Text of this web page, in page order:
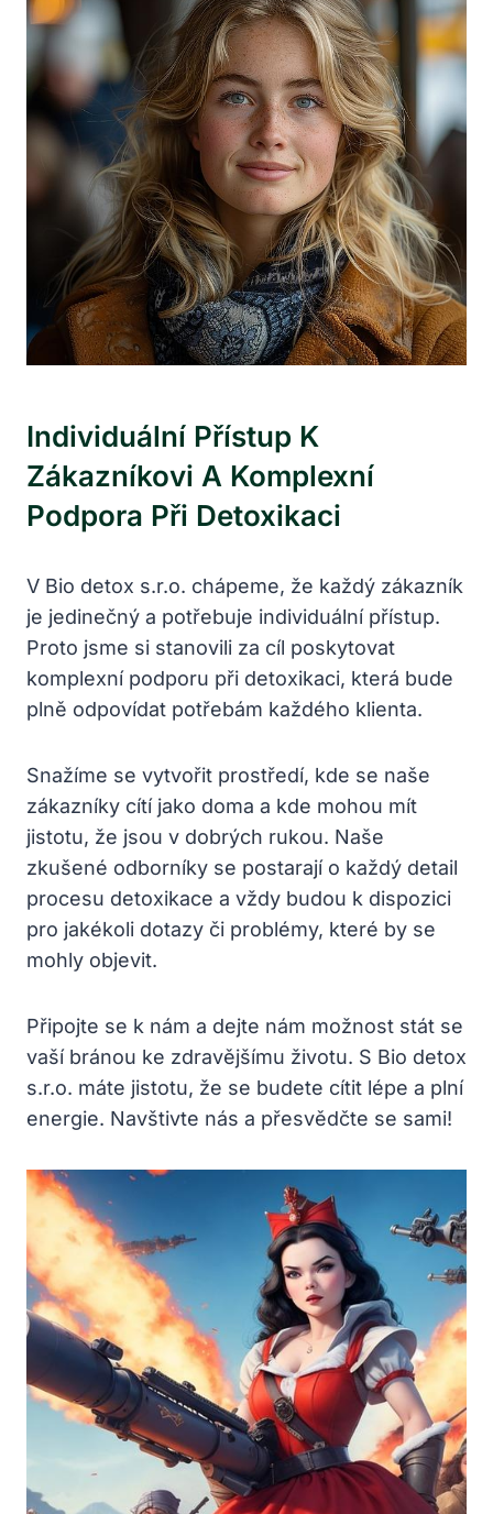
Individuální Přístup K
Zákazníkovi A Komplexní
Podpora Při Detoxikaci
V Bio detox s.r.o. chápeme, že každý zákazník
je jedinečný a potřebuje individuální přístup.
Proto jsme si stanovili za cíl poskytovat
komplexní podporu při detoxikaci, která bude
plně odpovídat potřebám každého klienta.
Snažíme se vytvořit prostředí, kde se naše
zákazníky cítí jako doma a kde mohou mít
jistotu, že jsou v dobrých rukou. Naše
zkušené odborníky se postarají o každý detail
procesu detoxikace a vždy budou k dispozici
pro jakékoli dotazy či problémy, které by se
mohly objevit.
Připojte se k nám a dejte nám možnost stát se
vaší bránou ke zdravějšímu životu. S Bio detox
s.r.o. máte jistotu, že se budete cítit lépe a plní
energie. Navštivte nás a přesvědčte se sami!